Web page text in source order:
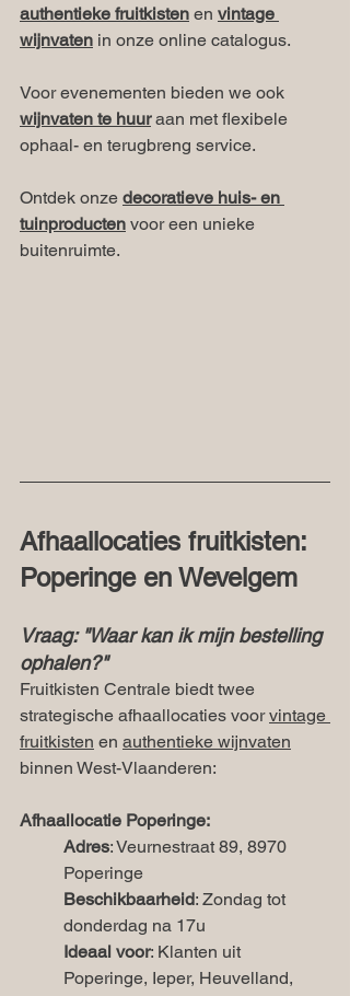
authentieke fruitkisten en vintage
wijnvaten in onze online catalogus.
Voor evenementen bieden we ook
wijnvaten te huur aan met flexibele
ophaal- en terugbreng service.
Ontdek onze decoratieve huis- en
tuinproducten voor een unieke
buitenruimte.
Afhaallocaties fruitkisten:
Poperinge en Wevelgem
Vraag: "Waar kan ik mijn bestelling
ophalen?"
Fruitkisten Centrale biedt twee
strategische afhaallocaties voor vintage
fruitkisten en authentieke wijnvaten
binnen West-Vlaanderen:
Afhaallocatie Poperinge:
Adres: Veurnestraat 89, 8970
Poperinge
Beschikbaarheid: Zondag tot
donderdag na 17u
Ideaal voor: Klanten uit
Poperinge, Ieper, Heuvelland,